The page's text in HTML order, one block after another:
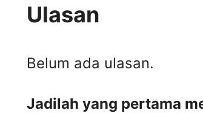
Ulasan
Belum ada ulasan.
Jadilah yang pertama